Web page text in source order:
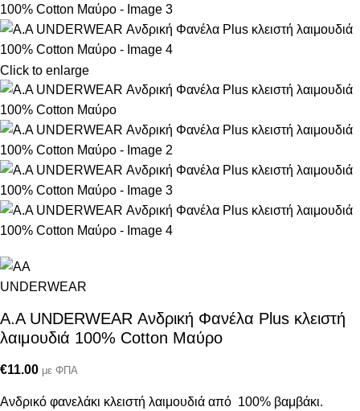
Click to enlarge
Α.A UNDERWEAR Ανδρική Φανέλα Plus κλειστή
λαιμουδιά 100% Cotton Μαύρο
€11.00 με ΦΠΑ
Ανδρικό φανελάκι κλειστή λαιμουδιά από 100% βαμβάκι.